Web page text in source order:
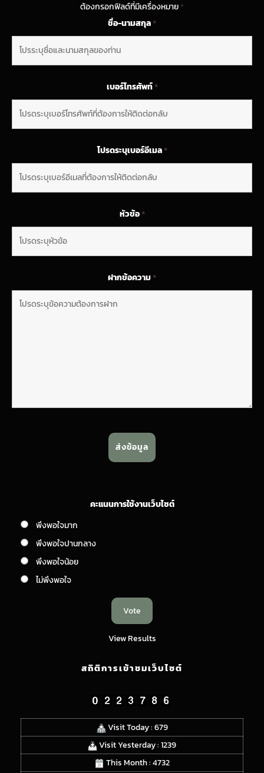
ต้องกรอกฟิลด์ที่มีเครื่องหมาย*
ชื่อ-นามสกุล*
เบอร์โทรศัพท์*
โปรดระบุเบอร์อีเมล*
หัวข้อ*
ฝากข้อความ*
คะแนนการใช้งานเว็บไซต์
พึงพอใจมาก
พึงพอใจปานกลาง
พึงพอใจน้อย
ไม่พึงพอใจ
View Results
สถิติการเข้าชมเว็บไซต์
Visit Today : 679
Visit Yesterday : 1239
This Month : 4732